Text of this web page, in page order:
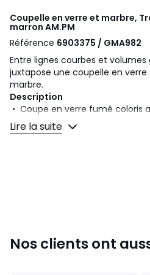
Coupelle en verre et marbre,
marron AM.PM
Référence 6903375 / GMA982
Entre lignes courbes et volumes
juxtapose une coupelle en
marbre.
Description
• Coupe en verre fumé coloris
• Socle en marbre marron
• Chaque pièce est unique, des
1 colis
Lire la suite
Nos clients ont